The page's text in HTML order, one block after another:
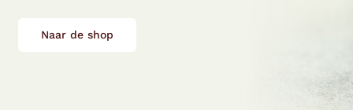
Naar de shop